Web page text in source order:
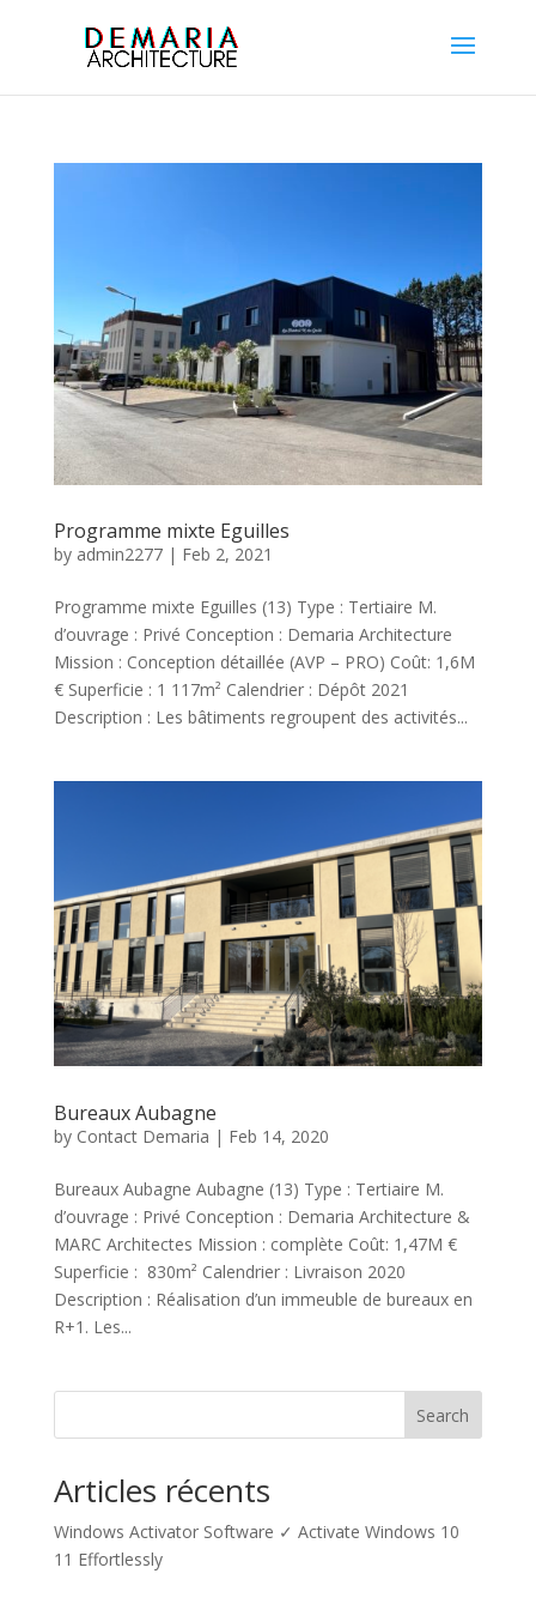
Programme mixte Eguilles
by admin2277| Feb 2, 2021
Programme mixte Eguilles (13) Type : Tertiaire M.
d’ouvrage : Privé Conception : Demaria Architecture
Mission : Conception détaillée (AVP – PRO) Coût: 1,6M
€ Superficie : 1 117m² Calendrier : Dépôt 2021
Description : Les bâtiments regroupent des activités...
Bureaux Aubagne
by Contact Demaria | Feb 14, 2020
Bureaux Aubagne Aubagne (13) Type : Tertiaire M.
d’ouvrage : Privé Conception : Demaria Architecture &
MARC Architectes Mission : complète Coût: 1,47M €
Superficie : 830m² Calendrier : Livraison 2020
Description : Réalisation d’un immeuble de bureaux en
R+1. Les...
Search
Articles récents
Windows Activator Software ✓ Activate Windows 10
11 Effortlessly